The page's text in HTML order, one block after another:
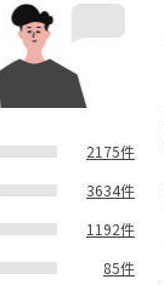
2175件
3634件
1192件
85件